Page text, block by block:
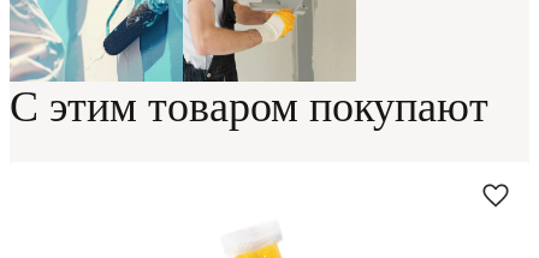
С этим товаром покупают